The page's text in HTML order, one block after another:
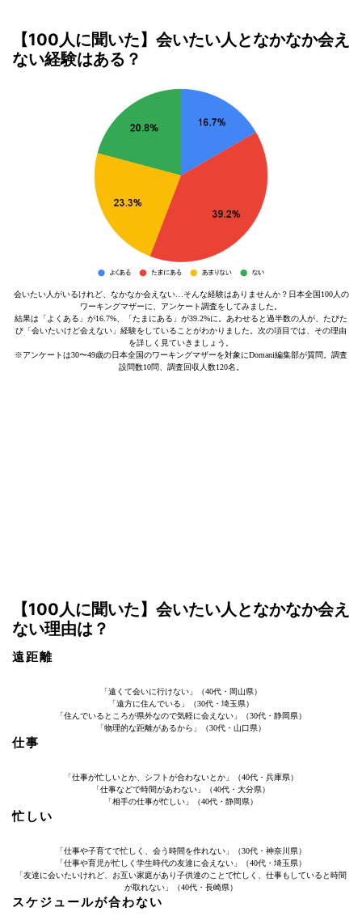
【100人に聞いた】会いたい人となかなか会え
ない経験はある？
会いたい人がいるけれど、なかなか会えない…そんな経験はありませんか？日本全国100人の
ワーキングマザーに、アンケート調査をしてみました。
結果は「よくある」が16.7%、「たまにある」が39.2%に。あわせると過半数の人が、たびた
び「会いたいけど会えない」経験をしていることがわかりました。次の項目では、その理由
を詳しく見ていきましょう。
※アンケートは30〜49歳の日本全国のワーキングマザーを対象にDomani編集部が質問。調査
設問数10問、調査回収人数120名。
【100人に聞いた】会いたい人となかなか会え
ない理由は？
遠距離
「遠くて会いに行けない」（40代・岡山県）
「遠方に住んでいる」（30代・埼玉県）
「住んでいるところが県外なので気軽に会えない」（30代・静岡県）
「物理的な距離があるから」（30代・山口県）
仕事
「仕事が忙しいとか、シフトが合わないとか」（40代・兵庫県）
「仕事などで時間があわない」（40代・大分県）
「相手の仕事が忙しい」（40代・静岡県）
忙しい
「仕事や子育てで忙しく、会う時間を作れない」（30代・神奈川県）
「仕事や育児が忙しく学生時代の友達に会えない」（40代・埼玉県）
「友達に会いたいけれど、お互い家庭があり子供達のことで忙しく、仕事もしていると時間
が取れない」（40代・長崎県）
スケジュールが合わない